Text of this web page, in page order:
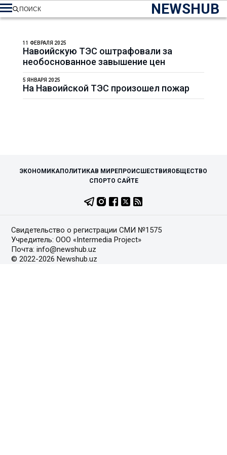
NEWSHUB
ПОИСК
Навоийскую ТЭС оштрафовали за
необоснованное завышение цен
11 ФЕВРАЛЯ 2025
На Навоийской ТЭС произошел пожар
5 ЯНВАРЯ 2025
ЭКОНОМИКАПОЛИТИКАВ МИРЕПРОИСШЕСТВИЯ ОБЩЕСТВО
СПОРТО САЙТЕ
Свидетельство о регистрации СМИ №1575
Учредитель: ООО «Intermedia Project»
Почта: info@newshub.uz
© 2022-2026 Newshub.uz